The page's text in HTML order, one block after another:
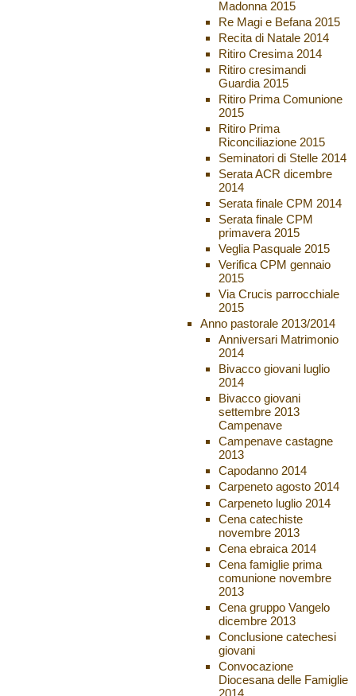
Madonna 2015
Re Magi e Befana 2015
Recita di Natale 2014
Ritiro Cresima 2014
Ritiro cresimandi
Guardia 2015
Ritiro Prima Comunione
2015
Ritiro Prima
Riconciliazione 2015
Seminatori di Stelle 2014
Serata ACR dicembre
2014
Serata finale CPM 2014
Serata finale CPM
primavera 2015
Veglia Pasquale 2015
Verifica CPM gennaio
2015
Via Crucis parrocchiale
2015
Anno pastorale 2013/2014
Anniversari Matrimonio
2014
Bivacco giovani luglio
2014
Bivacco giovani
settembre 2013
Campenave
Campenave castagne
2013
Capodanno 2014
Carpeneto agosto 2014
Carpeneto luglio 2014
Cena catechiste
novembre 2013
Cena ebraica 2014
Cena famiglie prima
comunione novembre
2013
Cena gruppo Vangelo
dicembre 2013
Conclusione catechesi
giovani
Convocazione
Diocesana delle Famiglie
2014